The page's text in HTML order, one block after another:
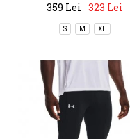
359 Lei 323 Lei
S M XL